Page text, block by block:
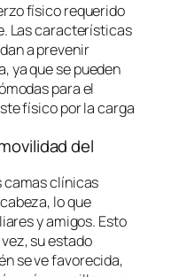
físico requerido
Las características
a prevenir
ya que se pueden
para el
físico por la carga
del
camas clínicas
lo que
y amigos. Esto
su estado
se ve favorecida,